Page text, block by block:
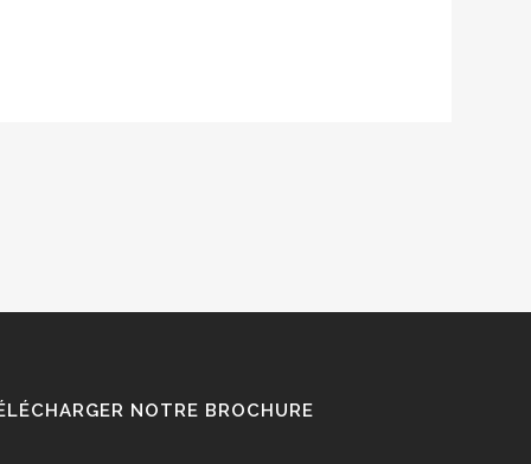
NOTRE BROCHURE